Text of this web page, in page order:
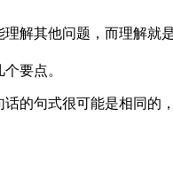
解其他问题，而理解就
要点。
的句式很可能是相同的